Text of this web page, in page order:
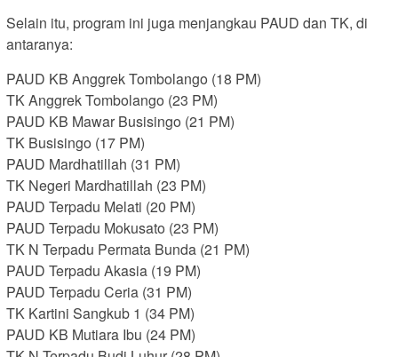
Selain itu, program ini juga menjangkau PAUD dan TK, di
antaranya:
PAUD KB Anggrek Tombolango (18 PM)
TK Anggrek Tombolango (23 PM)
PAUD KB Mawar Busisingo (21 PM)
TK Busisingo (17 PM)
PAUD Mardhatillah (31 PM)
TK Negeri Mardhatillah (23 PM)
PAUD Terpadu Melati (20 PM)
PAUD Terpadu Mokusato (23 PM)
TK N Terpadu Permata Bunda (21 PM)
PAUD Terpadu Akasia (19 PM)
PAUD Terpadu Ceria (31 PM)
TK Kartini Sangkub 1 (34 PM)
PAUD KB Mutiara Ibu (24 PM)